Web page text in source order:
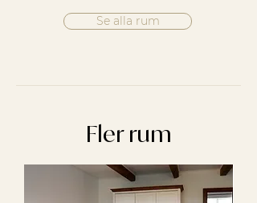
Se alla rum
Fler rum